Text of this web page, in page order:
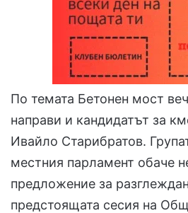
По темата Бетонен мост
направи и кандидатът за
Ивайло Старибратов.
местния парламент обаче
предложение за
предстоящата сесия на